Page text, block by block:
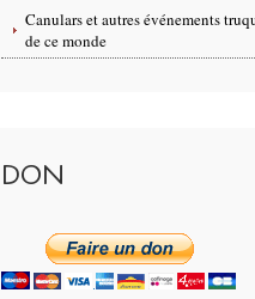
Canulars et autres événements
de ce monde
DON